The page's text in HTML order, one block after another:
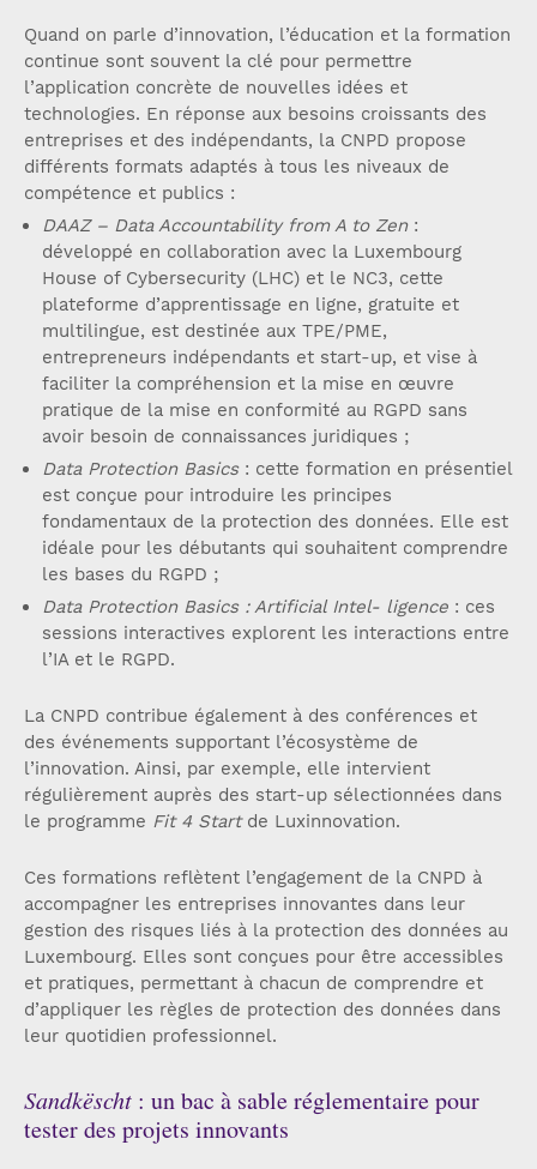
Quand on parle d’innovation, l’éducation et la formation
continue sont souvent la clé pour permettre
l’application concrète de nouvelles idées et
technologies. En réponse aux besoins croissants des
entreprises et des indépendants, la CNPD propose
différents formats adaptés à tous les niveaux de
compétence et publics :
DAAZ – Data Accountability from A to Zen:
développé en collaboration avec la Luxembourg
House of Cybersecurity (LHC) et le NC3, cette
plateforme d’apprentissage en ligne, gratuite et
multilingue, est destinée aux TPE/PME,
entrepreneurs indépendants et start-up, et vise à
faciliter la compréhension et la mise en œuvre
pratique de la mise en conformité au RGPD sans
avoir besoin de connaissances juridiques ;
Data Protection Basics: cette formation en présentiel
est conçue pour introduire les principes
fondamentaux de la protection des données. Elle est
idéale pour les débutants qui souhaitent comprendre
les bases du RGPD ;
Data Protection Basics : Artificial Intel- ligence : ces
sessions interactives explorent les interactions entre
l’IA et le RGPD.
La CNPD contribue également à des conférences et
des événements supportant l’écosystème de
l’innovation. Ainsi, par exemple, elle intervient
régulièrement auprès des start-up sélectionnées dans
le programme Fit 4 Startde Luxinnovation.
Ces formations reflètent l’engagement de la CNPD à
accompagner les entreprises innovantes dans leur
gestion des risques liés à la protection des données au
Luxembourg. Elles sont conçues pour être accessibles
et pratiques, permettant à chacun de comprendre et
d’appliquer les règles de protection des données dans
leur quotidien professionnel.
Sandkëscht : un bac à sable réglementaire pour
tester des projets innovants